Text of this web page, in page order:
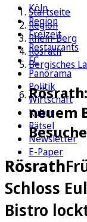
Köln
Region
Freizeit
Restaurants
FC
Panorama
Politik
Wirtschaft
Kultur
Rätsel
Newsletter
E-Paper
Startseite
Region
Rhein-Berg
Rösrath
Bergisches
neuem
Rösrath
Schloss
Bistro